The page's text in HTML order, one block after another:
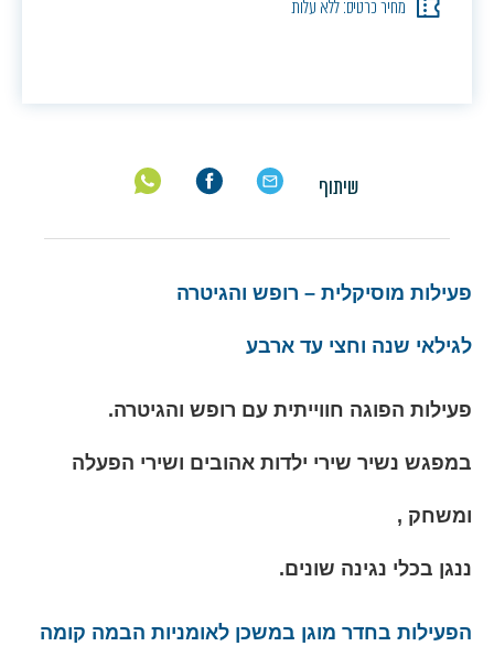
מחיר כרטיס: ללא עלות
שיתוף
פעילות מוסיקלית – רופש והגיטרה
לגילאי שנה וחצי עד ארבע
פעילות הפוגה חווייתית עם רופש והגיטרה.
במפגש נשיר שירי ילדות אהובים ושירי הפעלה
ומשחק ,
ננגן בכלי נגינה שונים.
הפעילות בחדר מוגן במשכן לאומניות הבמה קומה